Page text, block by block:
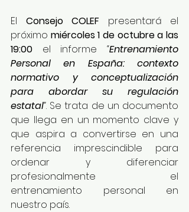
El Consejo COLEF presentará el
próximo miércoles 1 de octubre a las
19:00 el informe “Entrenamiento
Personal en España: contexto
normativo y conceptualización
para abordar su regulación
estatal”. Se trata de un documento
que llega en un momento clave y
que aspira a convertirse en una
referencia imprescindible para
ordenar y diferenciar
profesionalmente el
entrenamiento personal en
nuestro país.